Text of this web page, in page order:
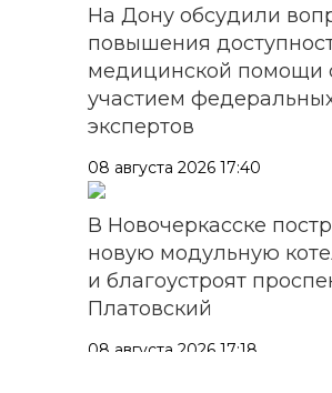
На Дону обсудили
повышения
медицинской помощи
участием
экспертов
08 августа 2026 17:40
В Новочеркасске
новую модульную
и благоустроят
Платовский
08 августа 2026 17:18